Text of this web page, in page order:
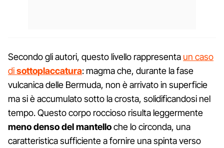
Secondo gli autori, questo livello rappresenta un caso
disottoplaccatura: magma che, durante la fase
vulcanica delle Bermuda, non è arrivato in superficie
ma si è accumulato sotto la crosta, solidificandosi nel
tempo. Questo corpo roccioso risulta leggermente
meno denso del mantelloche lo circonda, una
caratteristica sufficiente a fornire una spinta verso